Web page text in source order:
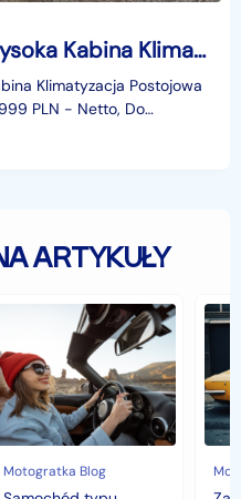
Scania R450 Euro 6 Wysoka Kabina Klimatyzacja Postojowa 450KM 2019r faktura
Klimatyzacja Postojowa
PLN - Netto, Do
na
ARTYKUŁY
Samochód
w
polskim
Motogratka Blog
czyli